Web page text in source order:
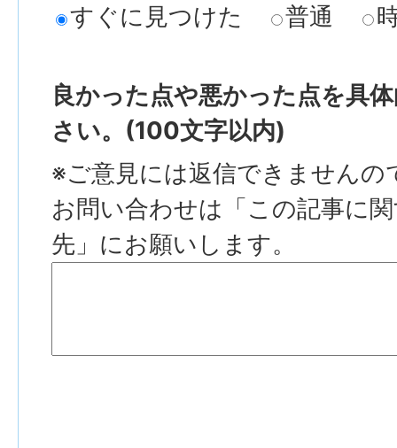
すぐに見つけた
普通
良かった点や悪かった点を具
さい。(100文字以内)
※ご意見には返信できませんの
お問い合わせは「この記事に
先」にお願いします。